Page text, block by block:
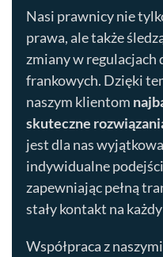
Nasi prawnicy nie
prawa, ale także
zmiany w
frankowych. Dzięki
naszym klientom
skuteczne
jest dla nas
indywidualne
zapewniając pełną
stały kontakt na
Współpraca z